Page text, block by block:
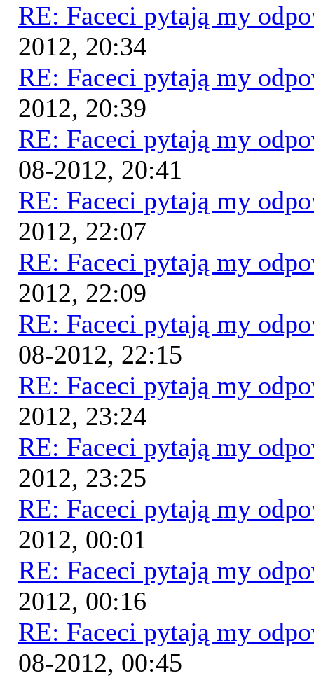
RE: Faceci pytają my
2012, 20:34
RE: Faceci pytają my
2012, 20:39
RE: Faceci pytają my
08-2012, 20:41
RE: Faceci pytają my
2012, 22:07
RE: Faceci pytają my
2012, 22:09
RE: Faceci pytają my
08-2012, 22:15
RE: Faceci pytają my
2012, 23:24
RE: Faceci pytają my
2012, 23:25
RE: Faceci pytają my
2012, 00:01
RE: Faceci pytają my
2012, 00:16
RE: Faceci pytają my
08-2012, 00:45